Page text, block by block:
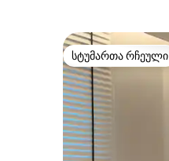
სტუმართა რჩეული
სტუმართა რჩეული